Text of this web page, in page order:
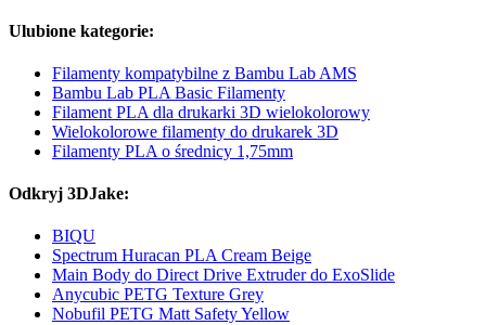
Ulubione kategorie:
Filamenty kompatybilne z Bambu Lab AMS
Bambu Lab PLA Basic Filamenty
Filament PLA dla drukarki 3D wielokolorowy
Wielokolorowe filamenty do drukarek 3D
Filamenty PLA o średnicy 1,75mm
Odkryj 3DJake:
BIQU
Spectrum Huracan PLA Cream Beige
Main Body do Direct Drive Extruder do ExoSlide
Anycubic PETG Texture Grey
Nobufil PETG Matt Safety Yellow